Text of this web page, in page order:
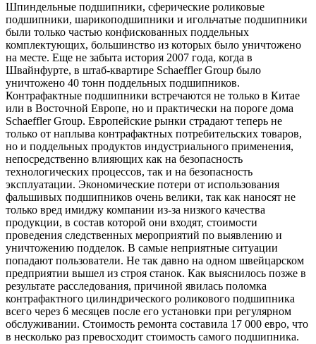
Шпиндельные подшипники, сферические роликовые
подшипники, шарикоподшипники и игольчатые подшипники
были только частью конфискованных поддельных
комплектующих, большинство из которых было уничтожено
на месте. Еще не забыта история 2007 года, когда в
Швайнфурте, в штаб-квартире Schaeffler Group было
уничтожено 40 тонн поддельных подшипников.
Контрафактные подшипники встречаются не только в Китае
или в Восточной Европе, но и практически на пороге дома
Schaeffler Group. Европейские рынки страдают теперь не
только от наплыва контрафактных потребительских товаров,
но и поддельных продуктов индустриального применения,
непосредственно влияющих как на безопасность
технологических процессов, так и на безопасность
эксплуатации. Экономические потери от использования
фальшивых подшипников очень велики, так как наносят не
только вред имиджу компании из-за низкого качества
продукции, в состав которой они входят, стоимости
проведения следственных мероприятий по выявлению и
уничтожению подделок. В самые неприятные ситуации
попадают пользователи. Не так давно на одном швейцарском
предприятии вышел из строя станок. Как выяснилось позже в
результате расследования, причиной явилась поломка
контрафактного цилиндрического роликового подшипника
всего через 6 месяцев после его установки при регулярном
обслуживании. Стоимость ремонта составила 17 000 евро, что
в несколько раз превосходит стоимость самого подшипника.